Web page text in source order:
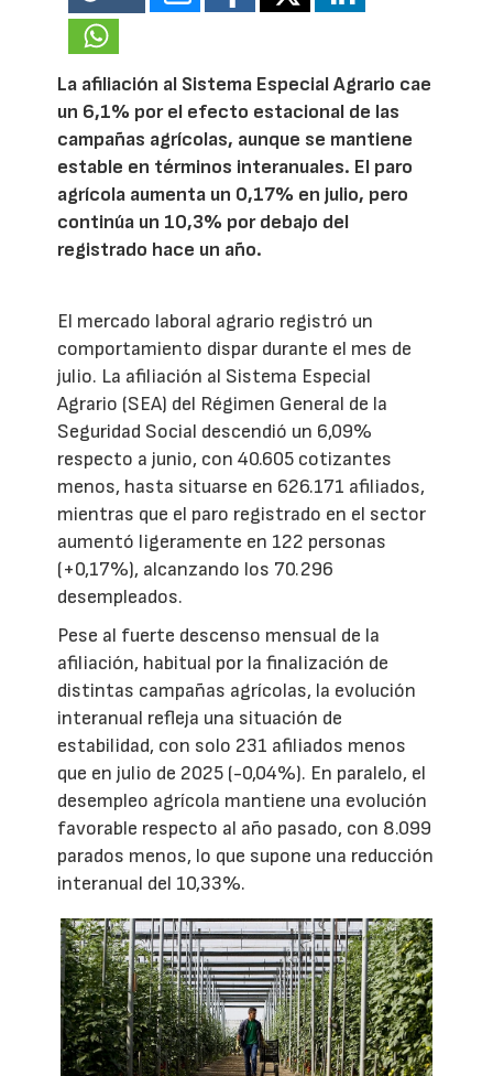
La afiliación al Sistema Especial Agrario cae
un 6,1% por el efecto estacional de las
campañas agrícolas, aunque se mantiene
estable en términos interanuales. El paro
agrícola aumenta un 0,17% en julio, pero
continúa un 10,3% por debajo del
registrado hace un año.
El mercado laboral agrario registró un
comportamiento dispar durante el mes de
julio. La afiliación al Sistema Especial
Agrario (SEA) del Régimen General de la
Seguridad Social descendió un 6,09%
respecto a junio, con 40.605 cotizantes
menos, hasta situarse en 626.171 afiliados,
mientras que el paro registrado en el sector
aumentó ligeramente en 122 personas
(+0,17%), alcanzando los 70.296
desempleados.
Pese al fuerte descenso mensual de la
afiliación, habitual por la finalización de
distintas campañas agrícolas, la evolución
interanual refleja una situación de
estabilidad, con solo 231 afiliados menos
que en julio de 2025 (-0,04%). En paralelo, el
desempleo agrícola mantiene una evolución
favorable respecto al año pasado, con 8.099
parados menos, lo que supone una reducción
interanual del 10,33%.